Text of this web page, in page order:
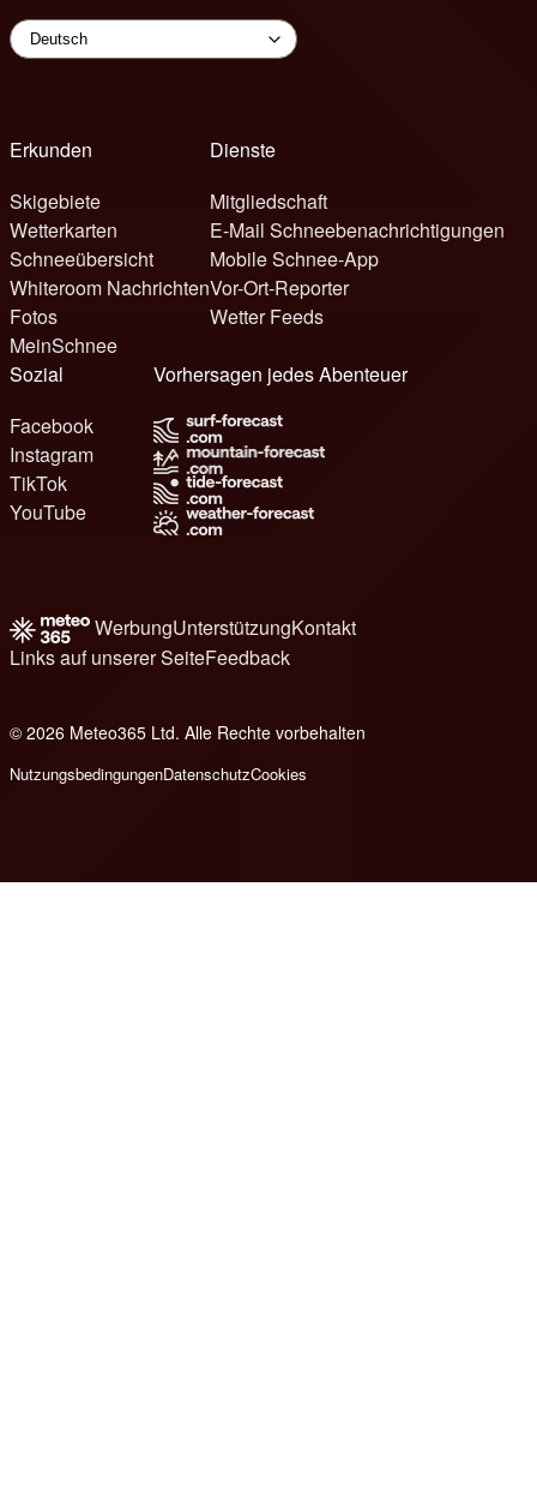
Erkunden
Skigebiete
Wetterkarten
Schneeübersicht
Whiteroom Nachrichten
Fotos
MeinSchnee
Dienste
Mitgliedschaft
E-Mail Schneebenachrichtigungen
Mobile Schnee-App
Vor-Ort-Reporter
Wetter Feeds
Sozial
Facebook
Instagram
TikTok
YouTube
Vorhersagen jedes Abenteuer
WerbungUnterstützungKontakt
Links auf unserer SeiteFeedback
© 2026 Meteo365 Ltd. Alle Rechte vorbehalten
NutzungsbedingungenDatenschutzCookies